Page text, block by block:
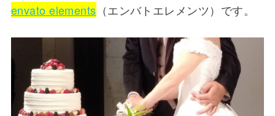
envato elements （エンバトエレメンツ）です。